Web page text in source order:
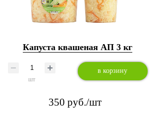
Капуста квашеная АП 3 кг
шт
в корзину
350 руб./шт